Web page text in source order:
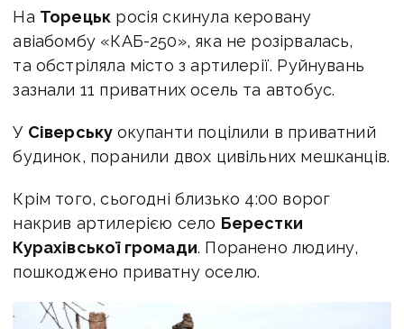
На Торецьк росія скинула керовану
авіабомбу «КАБ-250», яка не розірвалась,
та обстріляла місто з артилерії. Руйнувань
зазнали 11 приватних осель та автобус.
У Сіверську окупанти поцілили в приватний
будинок, поранили двох цивільних мешканців.
Крім того, сьогодні близько 4:00 ворог
накрив артилерією село Берестки
Курахівської громади. Поранено людину,
пошкоджено приватну оселю.